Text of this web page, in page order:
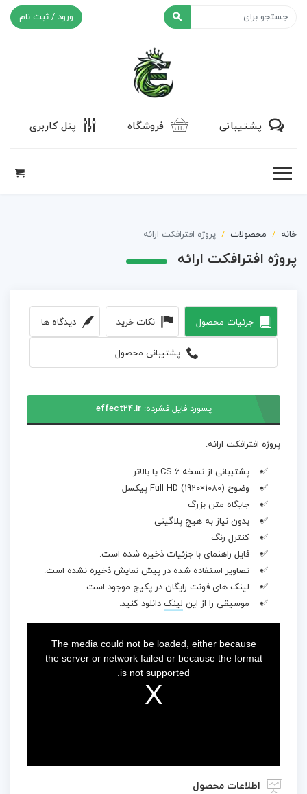
ورود / ثبت نام
پشتیبانی فروشگاه پنل کاربری
خانه محصولات پروژه افترافکت ارائه
پروژه افترافکت ارائه
جزئیات محصول نکات خرید دیدگاه ها
پشتیبانی محصول
پسورد فایل فشرده:effect24.ir
پروژه افترافکت ارائه:
پشتیبانی از نسخه CS 6 یا بالاتر
وضوح Full HD (1920×1080) پیکسل
جایگاه متن بزرگ
بدون نیاز به هیچ پلاگینی
کنترل رنگ
فایل راهنمای با جزئیات ذخیره شده است.
تصاویر استفاده شده در پیش نمایش ذخیره نشده است.
لینک های فونت رایگان در پکیج موجود است.
موسیقی را از این لینک دانلود کنید.
The media could not be loaded, either because
the server or network failed or because the format
is not supported.
اطلاعات محصول